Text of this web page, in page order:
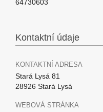
64730603
Kontaktní údaje
KONTAKTNÍ ADRESA
Stará Lysá 81
28926 Stará Lysá
WEBOVÁ STRÁNKA